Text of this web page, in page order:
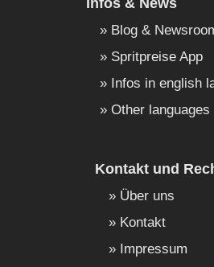
Infos & News
Blog &
Spritpreise App
Infos in english
Other languages
Kontakt und
Über uns
Kontakt
Impressum